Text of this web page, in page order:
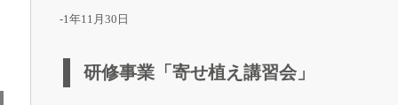
-1年11月30日
研修事業「寄せ植え講習会」